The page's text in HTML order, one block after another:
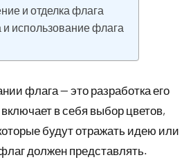
и отделка флага
и использование флага
флага — это разработка его
в себя выбор цветов,
будут отражать идею или
должен представлять.